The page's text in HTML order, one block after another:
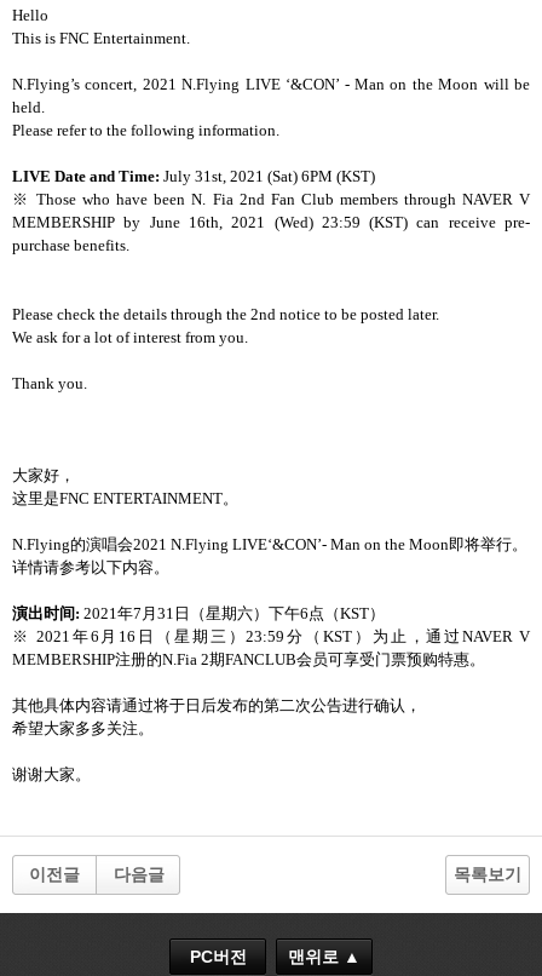
Hello
This is FNC Entertainment.
N.Flying’s concert, 2021 N.Flying LIVE ‘&CON’ - Man on the Moon will be
held.
Please refer to the following information.
LIVE Date and Time: July 31st, 2021 (Sat) 6PM (KST)
※ Those who have been N. Fia 2nd Fan Club members through NAVER V
MEMBERSHIP by June 16th, 2021 (Wed) 23:59 (KST) can receive pre-
purchase benefits.
Please check the details through the 2nd notice to be posted later.
We ask for a lot of interest from you.
Thank you.
大家好，
这里是FNC ENTERTAINMENT。
N.Flying的演唱会2021 N.Flying LIVE‘&CON’- Man on the Moon即将举行。
详情请参考以下内容。
演出时间: 2021年7月31日（星期六）下午6点（KST）
※ 2021年6月16日（星期三）23:59分（KST）为止，通过NAVER V
MEMBERSHIP注册的N.Fia 2期FANCLUB会员可享受门票预购特惠。
其他具体内容请通过将于日后发布的第二次公告进行确认，
希望大家多多关注。
谢谢大家。
이전글 다음글 목록보기
PC버전 맨위로 ▲